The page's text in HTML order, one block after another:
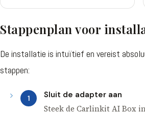
Stappenplan voor
De installatie is intuïtief en vereist
stappen:
1 Sluit de adapter aan
Steek de Carlinkit AI Box